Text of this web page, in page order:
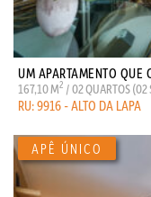
UM APARTAMENTO QUE
167,10 M2 / 02 QUARTOS (02
RU: 9916 - ALTO DA LAPA